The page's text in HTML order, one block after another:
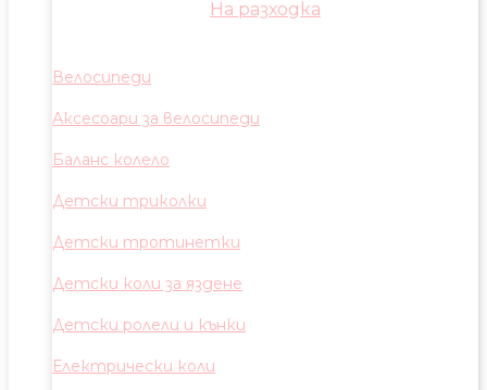
На разходка
Велосипеди
Аксесоари за велосипеди
Баланс колело
Детски триколки
Детски тротинетки
Детски коли за яздене
Детски ролели и кънки
Електрически коли